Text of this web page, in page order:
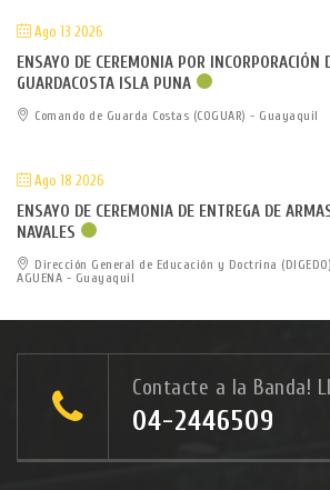
Ago 13 2026
ENSAYO DE CEREMONIA POR INCORPORACIÓN
GUARDACOSTA ISLA PUNA
Comando de Guarda Costas (COGUAR) - Guayaquil
Ago 18 2026
ENSAYO DE CEREMONIA DE ENTREGA DE
NAVALES
Dirección General de Educación y Doctrina
AGUENA - Guayaquil
Contacte a la Banda!
04-2446509